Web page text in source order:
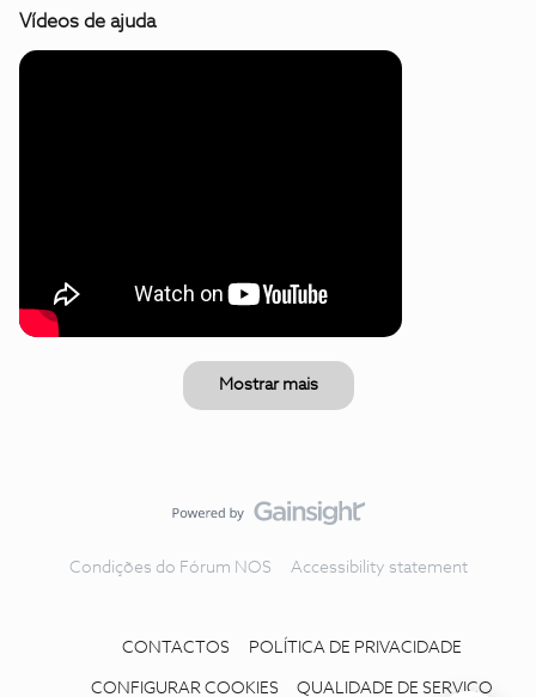
Vídeos de ajuda
Mostrar mais
Condições do Fórum NOS Accessibility statement
CONTACTOS POLÍTICA DE PRIVACIDADE
CONFIGURAR COOKIES QUALIDADE DE SERVIÇO